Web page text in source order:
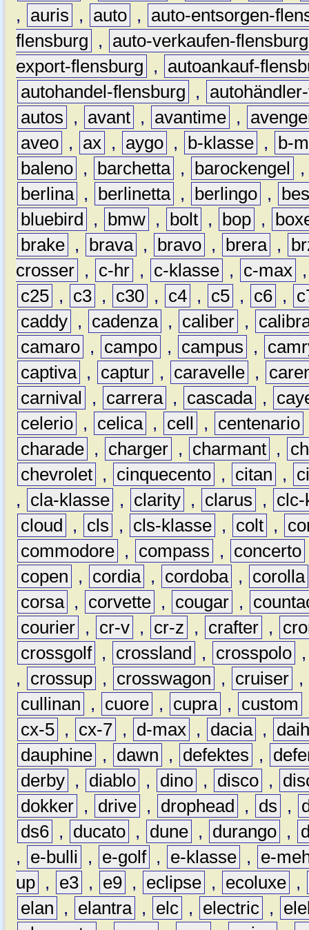
,
auris , auto ,
auto-entsorgen-
flensburg
,
auto-verkaufen-flensburg
export-flensburg
,
autoankauf-
autohandel-flensburg
,
autos
, avant , avantime ,
aveo , ax , aygo , b-klasse ,
b-
baleno , barchetta , barockengel
berlina , berlinetta , berlingo ,
bluebird
, bmw , bolt , bop ,
brake , brava , bravo , brera ,
crosser , c-hr , c-klasse , c-max
c25 , c3 , c30 , c4 , c5 , c6 ,
caddy , cadenza , caliber ,
camaro , campo , campus ,
captiva , captur , caravelle ,
carnival
, carrera , cascada ,
celerio , celica , cell , centenario
charade , charger , charmant ,
chevrolet , cinquecento , citan ,
,
cla-klasse , clarity , clarus ,
clc-
cloud
, cls , cls-klasse , colt ,
commodore , compass , concerto
copen
, cordia , cordoba ,
corolla
corsa , corvette , cougar ,
courier , cr-v , cr-z , crafter ,
crossgolf , crossland , crosspolo
,
crossup , crosswagon , cruiser ,
cullinan
, cuore , cupra , custom
cx-5 , cx-7 , d-max , dacia ,
dauphine , dawn , defektes ,
derby , diablo , dino , disco ,
dokker , drive , drophead , ds ,
ds6 , ducato , dune , durango ,
,
e-bulli , e-golf , e-klasse ,
e-
up , e3 , e9 , eclipse , ecoluxe ,
elan
, elantra , elc , electric ,